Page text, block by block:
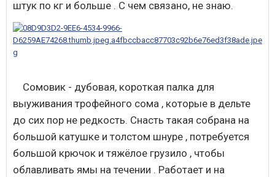
штук по кг и больше . С чем связано, не знаю.
Сомовик - дубовая, короткая палка для
выуживания трофейного сома , которые в дельте
до сих пор не редкость. Снасть такая собрана на
большой катушке и толстом шнуре , потребуется
большой крючок и тяжёлое грузило , чтобы
облавливать ямы на течении . Работает и на